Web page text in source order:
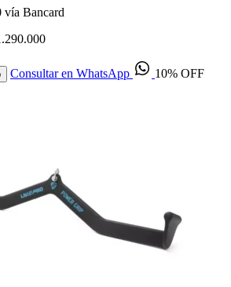
vía Bancard
Consultar en WhatsApp 10% OFF